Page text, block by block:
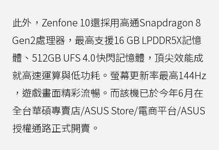
此外，Zenfone 10還採用高通Snapdragon 8
Gen2處理器，最高支援16 GB LPDDR5X記憶
體、512GB UFS 4.0快閃記憶體，頂尖效能成
就高速運算與低功耗。螢幕更新率最高144Hz
，遊戲畫面精彩流暢。而該機已於今年6月在
全台華碩專賣店/ASUS Store/電商平台/ASUS
授權通路正式開賣。